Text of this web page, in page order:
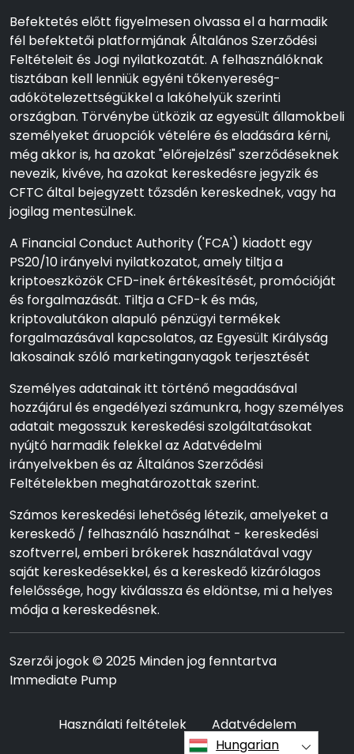
Befektetés előtt figyelmesen olvassa el a harmadik
fél befektetői platformjának Általános Szerződési
Feltételeit és Jogi nyilatkozatát. A felhasználóknak
tisztában kell lenniük egyéni tőkenyereség-
adókötelezettségükkel a lakóhelyük szerinti
országban. Törvénybe ütközik az egyesült államokbeli
személyeket áruopciók vételére és eladására kérni,
még akkor is, ha azokat "előrejelzési" szerződéseknek
nevezik, kivéve, ha azokat kereskedésre jegyzik és
CFTC által bejegyzett tőzsdén kereskednek, vagy ha
jogilag mentesülnek.
A Financial Conduct Authority ('FCA') kiadott egy
PS20/10 irányelvi nyilatkozatot, amely tiltja a
kriptoeszközök CFD-inek értékesítését, promócióját
és forgalmazását. Tiltja a CFD-k és más,
kriptovalutákon alapuló pénzügyi termékek
forgalmazásával kapcsolatos, az Egyesült Királyság
lakosainak szóló marketinganyagok terjesztését
Személyes adatainak itt történő megadásával
hozzájárul és engedélyezi számunkra, hogy személyes
adatait megosszuk kereskedési szolgáltatásokat
nyújtó harmadik felekkel az Adatvédelmi
irányelvekben és az Általános Szerződési
Feltételekben meghatározottak szerint.
Számos kereskedési lehetőség létezik, amelyeket a
kereskedő / felhasználó használhat - kereskedési
szoftverrel, emberi brókerek használatával vagy
saját kereskedésekkel, és a kereskedő kizárólagos
felelőssége, hogy kiválassza és eldöntse, mi a helyes
módja a kereskedésnek.
Szerzői jogok © 2025 Minden jog fenntartva
Immediate Pump
Használati feltételek
Adatvédelem
Hungarian